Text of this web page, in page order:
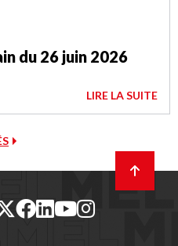
du 26 juin 2026
LIRE LA SUITE
twitter
facebook
linkedin
youtube
instagram
en
haut